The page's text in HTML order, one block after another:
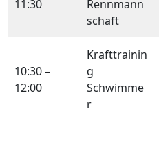
11:30
Rennmann
schaft
10:30 –
12:00
Krafttrainin
g
Schwimme
r